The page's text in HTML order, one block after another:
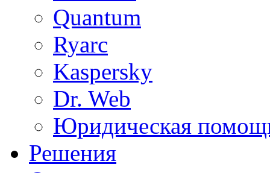
Quantum
Ryarc
Kaspersky
Dr. Web
Юридическая
Решения